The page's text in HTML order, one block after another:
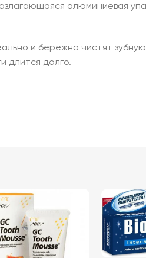
алюминиевая
и бережно чистят
длится долго.